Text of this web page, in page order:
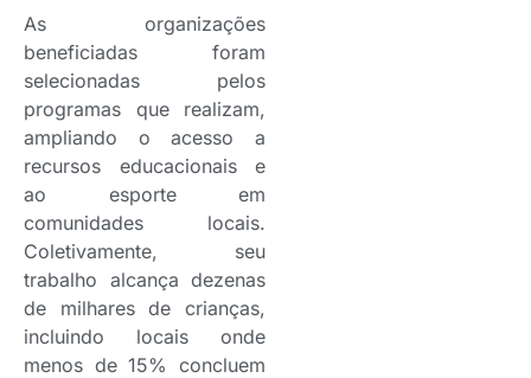
As organizações
beneficiadas foram
selecionadas pelos
programas que realizam,
ampliando o acesso a
recursos educacionais e
ao esporte em
comunidades locais.
Coletivamente, seu
trabalho alcança dezenas
de milhares de crianças,
incluindo locais onde
menos de 15% concluem